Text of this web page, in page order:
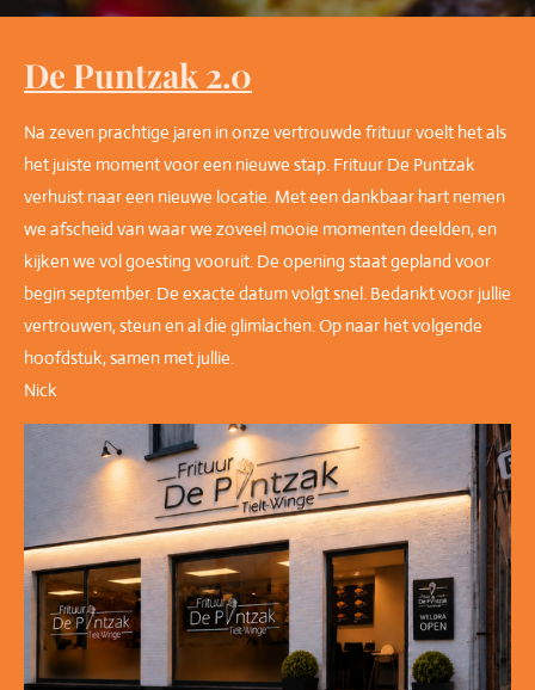
De Puntzak 2.0
Na zeven prachtige jaren in onze vertrouwde frituur voelt het als
het juiste moment voor een nieuwe stap. Frituur De Puntzak
verhuist naar een nieuwe locatie. Met een dankbaar hart nemen
we afscheid van waar we zoveel mooie momenten deelden, en
kijken we vol goesting vooruit. De opening staat gepland voor
begin september. De exacte datum volgt snel. Bedankt voor jullie
vertrouwen, steun en al die glimlachen. Op naar het volgende
hoofdstuk, samen met jullie.
Nick